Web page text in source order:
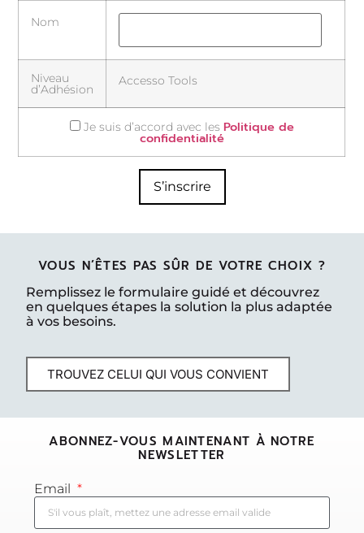
Nom
Niveau
d’Adhésion
Accesso Tools
Je suis d’accord avec les Politique de
confidentialité
VOUS N’ÊTES PAS SÛR DE VOTRE CHOIX ?
Remplissez le formulaire guidé et découvrez
en quelques étapes la solution la plus adaptée
à vos besoins.
TROUVEZ CELUI QUI VOUS CONVIENT
ABONNEZ-VOUS MAINTENANT À NOTRE
NEWSLETTER
Email